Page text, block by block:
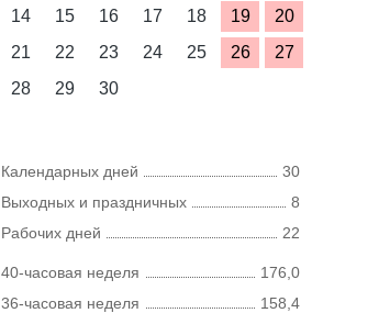
14
15 16 17 18 19
20
21
22 23 24 25 26
27
28
29 30
Календарных дней
30
Выходных и праздничных
8
Рабочих дней
22
40-часовая неделя
176,0
36-часовая неделя
158,4